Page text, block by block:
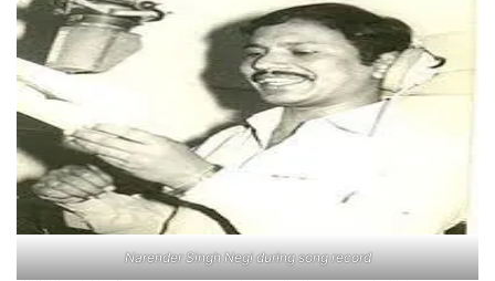
Narender Singh Negi during song record